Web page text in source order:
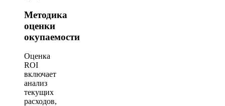
Методика
оценки
окупаемости
Оценка
ROI
включает
анализ
текущих
расходов,